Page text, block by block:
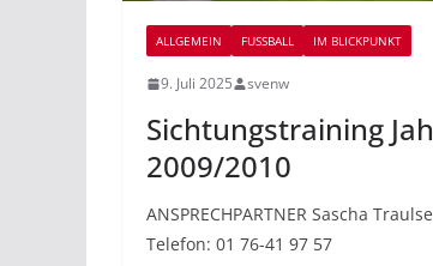
ALLGEMEIN FUSSBALL IM BLICKPUNKT
9. Juli 2025 svenw
Sichtungstraining
2009/2010
ANSPRECHPARTNER Sascha
Telefon: 01 76-41 97 57